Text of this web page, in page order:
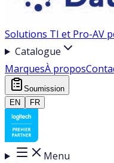
Solutions TI et Pro-AV
Catalogue
MarquesÀ propos
Soumission
EN
FR
Menu